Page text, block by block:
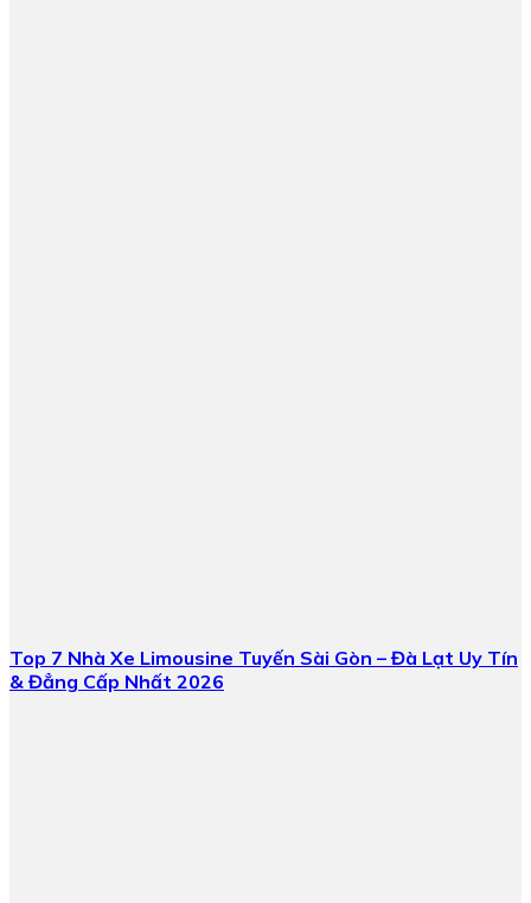
Top 7 Nhà Xe Limousine Tuyến Sài Gòn – Đà Lạt Uy Tín
& Đẳng Cấp Nhất 2026